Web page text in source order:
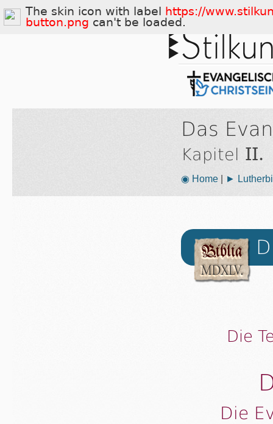
Das
Kapitel II.
◉ Home| ►
Die
Die
The skin icon with label
https://
button.png can't be loaded.